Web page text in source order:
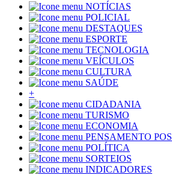
NOTÍCIAS
POLICIAL
DESTAQUES
ESPORTE
TECNOLOGIA
VEÍCULOS
CULTURA
SAÚDE
+
CIDADANIA
TURISMO
ECONOMIA
PENSAMENTO
POLÍTICA
SORTEIOS
INDICADORES